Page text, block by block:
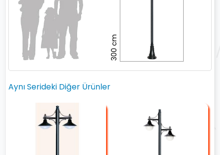
300 cm
Aynı Serideki Diğer Ürünler